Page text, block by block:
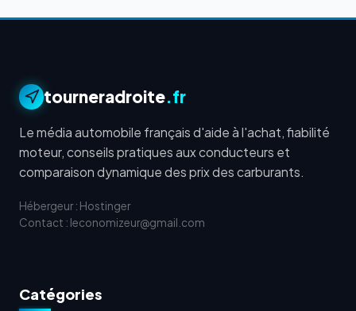
tourneradroite.fr
Le média automobile français d'aide à l'achat, fiabilité
moteur, conseils pratiques aux conducteurs et
comparaison dynamique des prix des carburants.
Hébergeur : Hostinger
Contact : leconomizeur@gmail.com
Catégories